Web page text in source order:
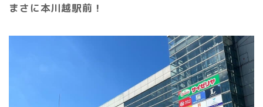
まさに本川越駅前！